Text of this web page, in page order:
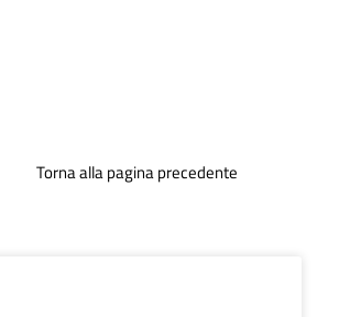
Torna alla pagina precedente